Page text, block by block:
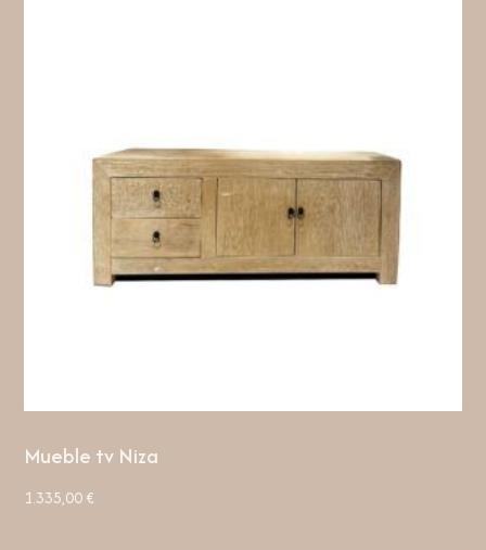
Mueble tv Niza
1.335,00€